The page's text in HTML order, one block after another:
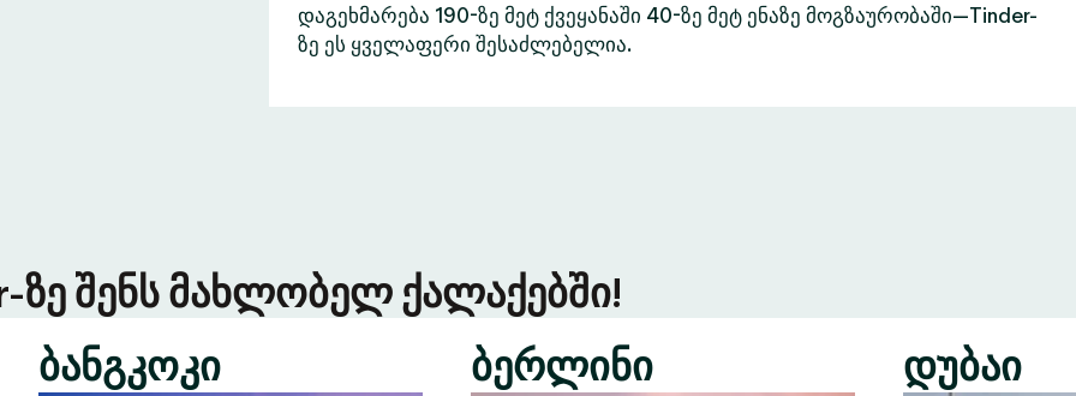
დაგეხმარება 190-ზე მეტ ქვეყანაში 40-ზე მეტ ენაზე მოგზაურობაში—Tinder-
ზე ეს ყველაფერი შესაძლებელია.
ზე შენს მახლობელ ქალაქებში!
ბანგკოკი
ბერლინი დუბაი